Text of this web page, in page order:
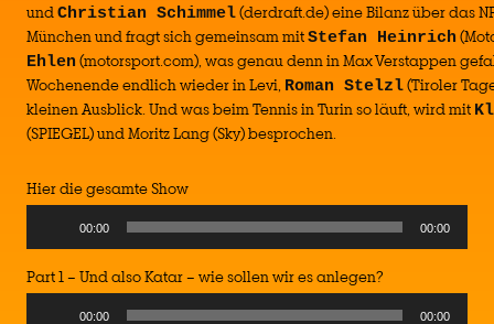
undChristian Schimmel(derdraft.de) eine Bilanz über das
München und fragt sich gemeinsam mitStefan Heinrich
Ehlen (motorsport.com), was genau denn in Max Verstappen
Wochenende endlich wieder in Levi, Roman Stelzl(Tiroler
kleinen Ausblick. Und was beim Tennis in Turin so läuft, wird mit
(SPIEGEL) und Moritz Lang (Sky) besprochen.
Hier die gesamte Show
Player
00:00 00:00
Part 1 – Und also Katar – wie sollen wir es anlegen?
00:00 00:00